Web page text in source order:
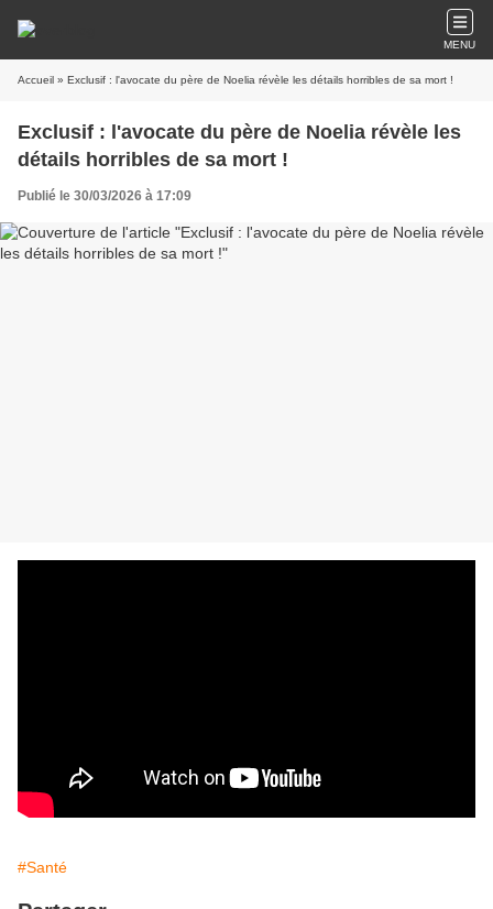
MENU
Accueil » Exclusif : l'avocate du père de Noelia révèle les détails horribles de sa mort !
Exclusif : l'avocate du père de Noelia révèle les
détails horribles de sa mort !
Publié le 30/03/2026 à 17:09
#Santé